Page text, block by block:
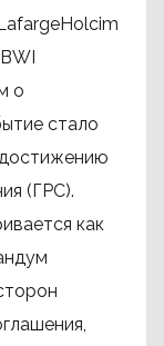
о
стало
(ГРС).
как